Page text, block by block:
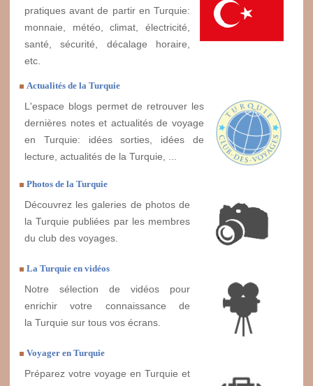
pratiques avant de partir en Turquie:
monnaie, météo, climat, électricité,
santé, sécurité, décalage horaire,
etc.
Actualités de la Turquie
L'espace blogs permet de retrouver les
dernières notes et actualités de voyage
en Turquie: idées sorties, idées de
lecture, actualités de la Turquie, ...
Photos de la Turquie
Découvrez les galeries de photos de
la Turquie publiées par les membres
du club des voyages.
La Turquie en vidéos
Notre sélection de vidéos pour
enrichir votre connaissance de
la Turquie sur tous vos écrans.
Voyager en Turquie
Préparez votre voyage en Turquie et